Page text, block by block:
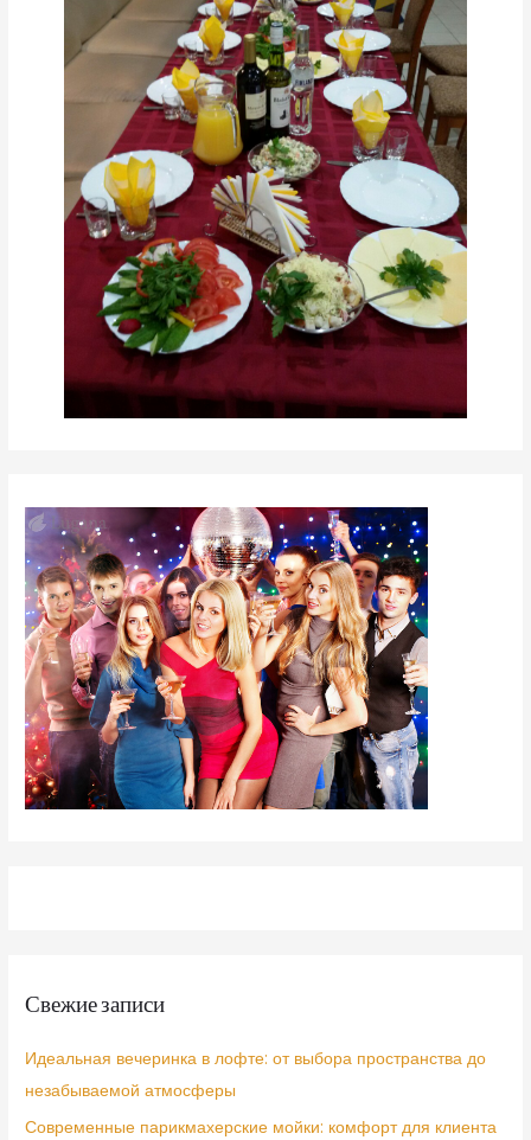
Свежие записи
Идеальная вечеринка в лофте: от выбора пространства до
незабываемой атмосферы
Современные парикмахерские мойки: комфорт для клиента